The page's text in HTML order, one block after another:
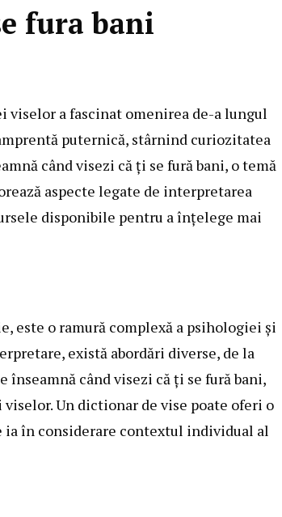
fura bani
a fascinat omenirea de-a lungul
puternică, stârnind curiozitatea
când visezi că ți se fură bani, o temă
aspecte legate de interpretarea
disponibile pentru a înțelege mai
este o ramură complexă a psihologiei și
există abordări diverse, de la
când visezi că ți se fură bani,
Un dictionar de vise poate oferi o
ia în considerare contextul individual al